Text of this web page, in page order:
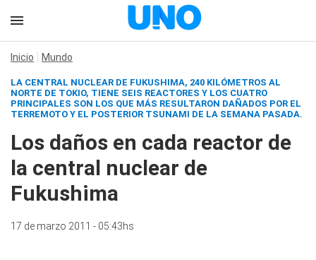
Inicio Mundo
LA CENTRAL NUCLEAR DE FUKUSHIMA, 240 KILÓMETROS AL
NORTE DE TOKIO, TIENE SEIS REACTORES Y LOS CUATRO
PRINCIPALES SON LOS QUE MÁS RESULTARON DAÑADOS POR EL
TERREMOTO Y EL POSTERIOR TSUNAMI DE LA SEMANA PASADA.
Los daños en cada reactor de
la central nuclear de
Fukushima
17 de marzo 2011 - 05:43hs